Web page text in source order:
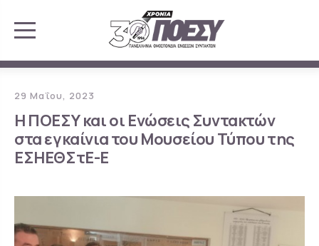
29 Μαΐου, 2023
Η ΠΟΕΣΥ και οι Ενώσεις Συντακτών
στα εγκαίνια του Μουσείου Τύπου της
ΕΣΗΕΘΣτΕ-Ε